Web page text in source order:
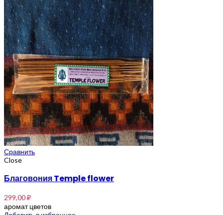
Сравнить
Close
Благовония Temple flower
299,00₽
аромат цветов